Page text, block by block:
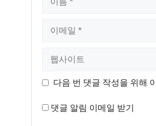
이 다음 번 댓글 작성을 위해
댓글 알림 이메일 받기